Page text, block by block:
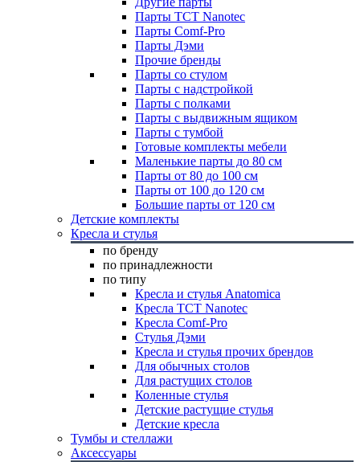
Парты TCT Nanotec
Парты Comf-Pro
Парты Дэми
Прочие бренды
Парты со стулом
Парты с надстройкой
Парты с полками
Парты с выдвижным ящиком
Парты с тумбой
Готовые комплекты мебели
Маленькие парты до 80 см
Парты от 80 до 100 см
Парты от 100 до 120 см
Большие парты от 120 см
Детские комплекты
Кресла и стулья
по бренду
по принадлежности
по типу
Кресла и стулья Anatomica
Кресла TCT Nanotec
Кресла Comf-Pro
Стулья Дэми
Кресла и стулья прочих брендов
Для обычных столов
Для растущих столов
Коленные стулья
Детские растущие стулья
Детские кресла
Тумбы и стеллажи
Аксессуары